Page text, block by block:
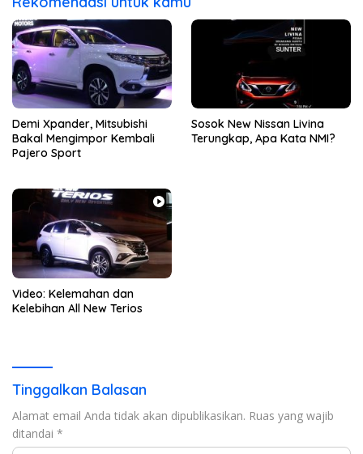
Demi Xpander, Mitsubishi
Bakal Mengimpor Kembali
Pajero Sport
Sosok New Nissan Livina
Terungkap, Apa Kata NMI?
Video: Kelemahan dan
Kelebihan All New Terios
Tinggalkan Balasan
Alamat email Anda tidak akan dipublikasikan. Ruas yang wajib
ditandai *